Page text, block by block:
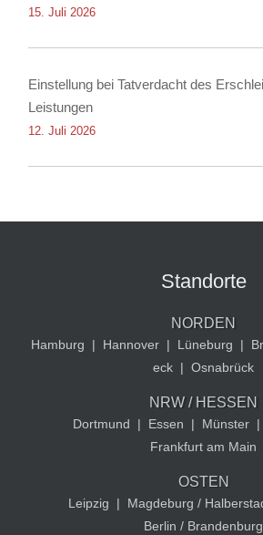
15. Juli 2026
Einstellung bei Tatverdacht des
Leistungen
12. Juli 2026
Standorte
NORDEN
Hamburg | Hannover | Lüneburg |
eck | Osnabrück
NRW / HESSEN
Dortmund | Essen | Münster |
Frankfurt am Main
OSTEN
Leipzig | Magdeburg /
Berlin / Brandenburg